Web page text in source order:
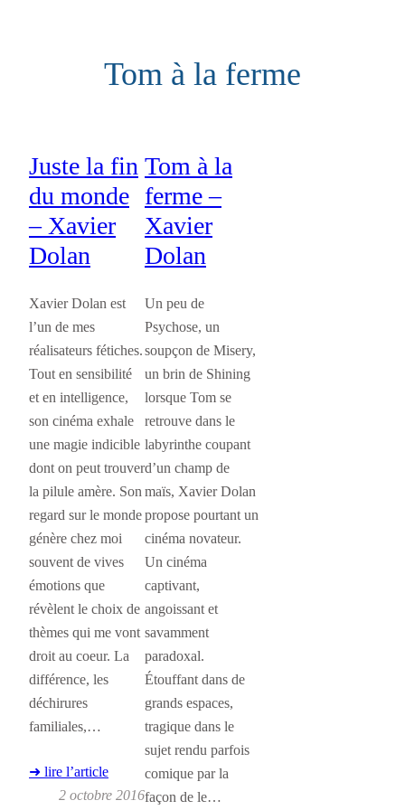
Tom à la ferme
Juste la fin
du monde
– Xavier
Dolan
Xavier Dolan est
l’un de mes
réalisateurs fétiches.
Tout en sensibilité
et en intelligence,
son cinéma exhale
une magie indicible
dont on peut trouver
la pilule amère. Son
regard sur le monde
génère chez moi
souvent de vives
émotions que
révèlent le choix de
thèmes qui me vont
droit au coeur. La
différence, les
déchirures
familiales,…
➜ lire l’article
2 octobre 2016
Tom à la
ferme –
Xavier
Dolan
Un peu de
Psychose, un
soupçon de Misery,
un brin de Shining
lorsque Tom se
retrouve dans le
labyrinthe coupant
d’un champ de
maïs, Xavier Dolan
propose pourtant un
cinéma novateur.
Un cinéma
captivant,
angoissant et
savamment
paradoxal.
Étouffant dans de
grands espaces,
tragique dans le
sujet rendu parfois
comique par la
façon de le…